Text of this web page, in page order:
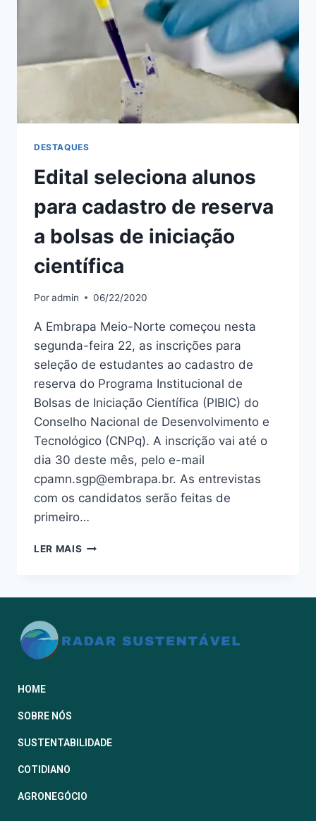
DESTAQUES
Edital seleciona alunos
para cadastro de reserva
a bolsas de iniciação
científica
Poradmin 06/22/2020
A Embrapa Meio-Norte começou nesta
segunda-feira 22, as inscrições para
seleção de estudantes ao cadastro de
reserva do Programa Institucional de
Bolsas de Iniciação Científica (PIBIC) do
Conselho Nacional de Desenvolvimento e
Tecnológico (CNPq). A inscrição vai até o
dia 30 deste mês, pelo e-mail
cpamn.sgp@embrapa.br. As entrevistas
com os candidatos serão feitas de
primeiro…
LER MAIS
HOME
SOBRE NÓS
SUSTENTABILIDADE
COTIDIANO
AGRONEGÓCIO